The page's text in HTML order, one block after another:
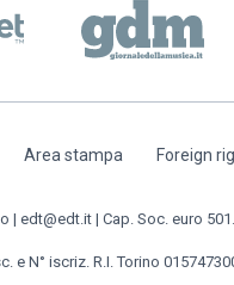
Area stampa Foreign
edt@edt.it | Cap. Soc. euro
e N° iscriz. R.I. Torino